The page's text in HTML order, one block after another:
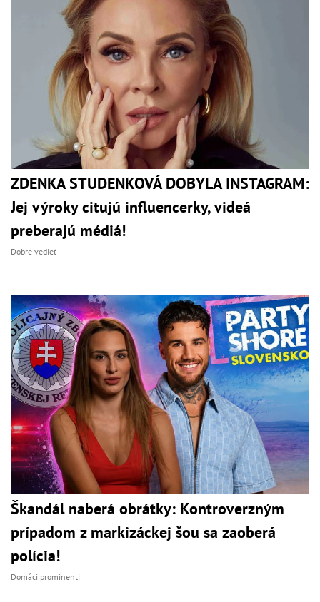
ZDENKA STUDENKOVÁ DOBYLA INSTAGRAM:
Jej výroky citujú influencerky, videá
preberajú médiá!
Dobre vedieť
Škandál naberá obrátky: Kontroverzným
prípadom z markizáckej šou sa zaoberá
polícia!
Domáci prominenti